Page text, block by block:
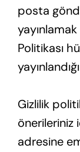
posta
Politikası
Gizlilik
adresine